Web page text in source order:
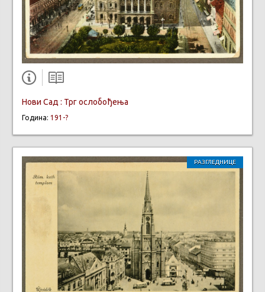
Нови Сад : Трг ослобођењa
Година: 191-?
РАЗГЛЕДНИЦЕ